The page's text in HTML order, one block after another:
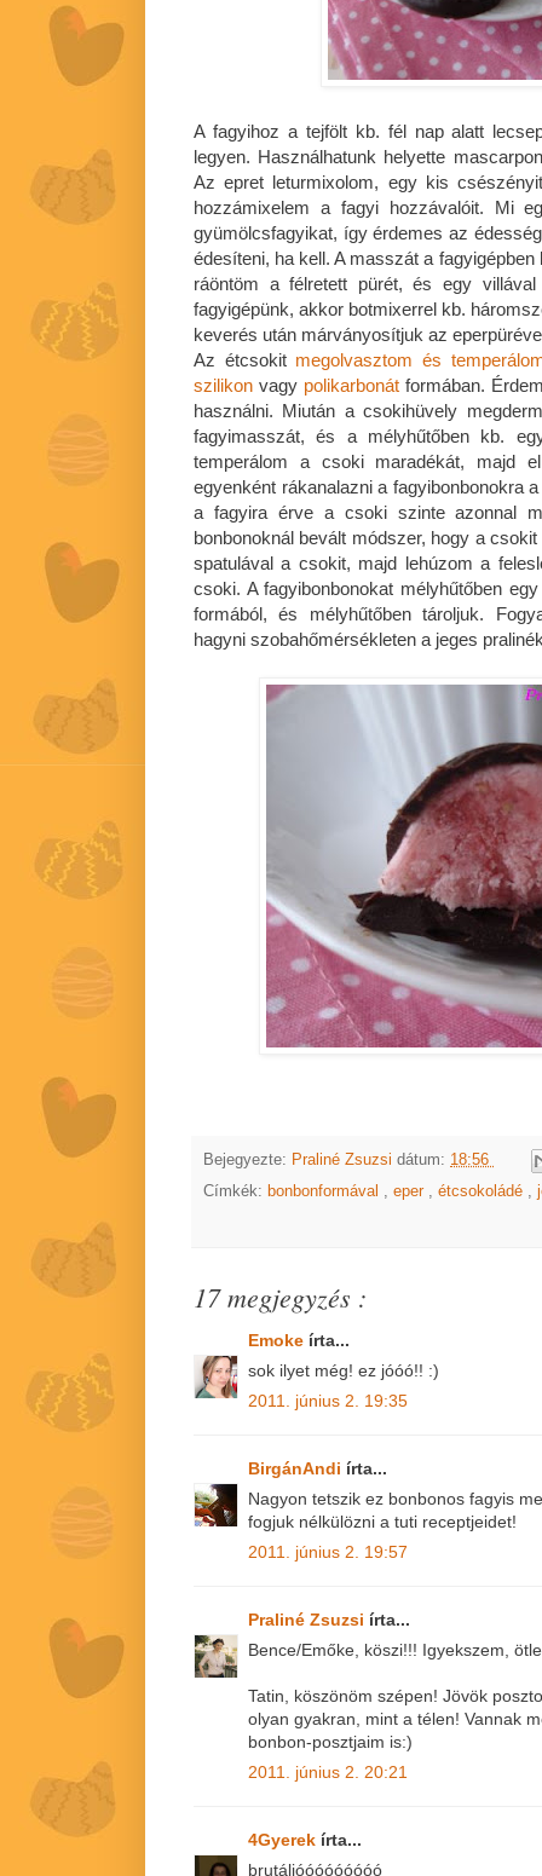
A fagyihoz a tejfölt kb. fél nap alatt
legyen. Használhatunk helyette
Az epret leturmixolom, egy kis
hozzámixelem a fagyi hozzávalóit. Mi
gyümölcsfagyikat, így érdemes az
édesíteni, ha kell. A masszát a
ráöntöm a félretett pürét, és egy
fagyigépünk, akkor botmixerrel kb.
keverés után márványosítjuk az
Az étcsokit megolvasztom és
szilikon vagy polikarbonát formában.
használni. Miután a csokihüvely
fagyimasszát, és a mélyhűtőben kb.
temperálom a csoki maradékát, majd
egyenként rákanalazni a fagyibonbonokra
a fagyira érve a csoki szinte azonnal
bonbonoknál bevált módszer, hogy a
spatulával a csokit, majd lehúzom a
csoki. A fagyibonbonokat mélyhűtőben
formából, és mélyhűtőben tároljuk.
hagyni szobahőmérsékleten a jeges
Bejegyezte: Praliné Zsuzsi dátum: 18:56
Címkék: bonbonformával , eper , étcsokoládé ,
17 megjegyzés :
Emoke írta...
sok ilyet még! ez jóóó!! :)
2011. június 2. 19:35
BirgánAndi írta...
Nagyon tetszik ez bonbonos fagyis
fogjuk nélkülözni a tuti receptjeidet!
2011. június 2. 19:57
Praliné Zsuzsi írta...
Bence/Emőke, köszi!!! Igyekszem,
Tatin, köszönöm szépen! Jövök
olyan gyakran, mint a télen! Vannak
bonbon-posztjaim is:)
2011. június 2. 20:21
4Gyerek írta...
brutáljóóóóóóóóó